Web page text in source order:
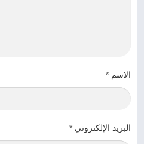
الاسم *
البريد الإلكتروني *